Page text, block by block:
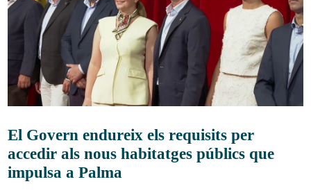
El Govern endureix els requisits per
accedir als nous habitatges públics que
impulsa a Palma